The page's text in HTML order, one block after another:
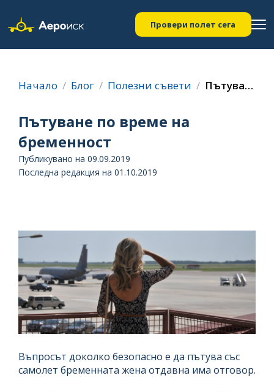
Провери полет сега
Начало Блог Полезни съвети Пътуване по време на бременност
Пътуване по време на
бременност
Публикувано на 09.09.2019
Последна редакция на 01.10.2019
Въпросът доколко безопасно е да пътува със
самолет бременната жена отдавна има отговор.